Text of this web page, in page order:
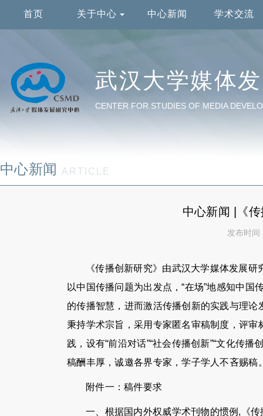
首页 关于中心 中心新闻 学术交流
武汉大学媒体
CENTER FOR STUDIES OF MEDIA
中心新闻 ARTICLE
中心新闻 |《
发布时
《传播创新研究》由武汉大学媒体发展
以中国传播问题为出发点，“在场”地感知中
的传播智慧，进而激活传播创新的实践与理
秉持学术宗旨，采用专家匿名审稿制度，评
践，设有“前沿对话”“社会传播创新”“文化传播
稿酬丰厚，诚邀各界专家，学子学人不吝赐
附件一：稿件要求
一、根据国内外权威学术刊物的惯例,《